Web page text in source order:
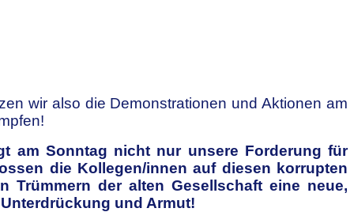
wir also die Demonstrationen und Aktionen am
am Sonntag nicht nur unsere Forderung für
die Kollegen/innen auf diesen korrupten
der alten Gesellschaft eine neue,
und Armut!